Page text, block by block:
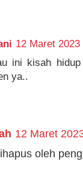
12 Maret
ini kisah
ya..
12 Maret
oleh